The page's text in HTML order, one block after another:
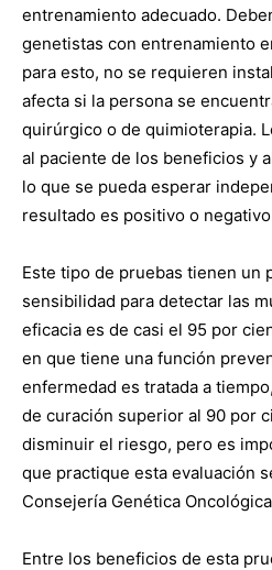
entrenamiento adecuado.
genetistas con entrenamiento
para esto, no se requieren
afecta si la persona se
quirúrgico o de quimioterapia.
al paciente de los beneficios y
lo que se pueda esperar
resultado es positivo o
Este tipo de pruebas tienen un
sensibilidad para detectar las
eficacia es de casi el 95 por
en que tiene una función
enfermedad es tratada a
de curación superior al 90 por
disminuir el riesgo, pero es
que practique esta evaluación
Consejería Genética
Entre los beneficios de esta